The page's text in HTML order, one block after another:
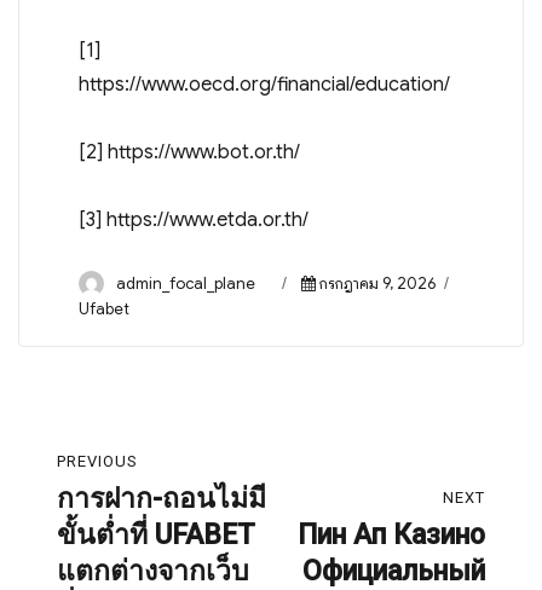
[1]
https://www.oecd.org/financial/education/
[2] https://www.bot.or.th/
[3] https://www.etda.or.th/
Author
admin_focal_plane
Posted
กรกฎาคม 9, 2026
Ufabet
นำทาง
เรื่อง
PREVIOUS
Previous
post:
การฝาก-ถอนไม่มี
ขั้นต่ำที่ UFABET
แตกต่างจากเว็บ
NEXT
Next
post:
Пин Ап Казино
Официальный